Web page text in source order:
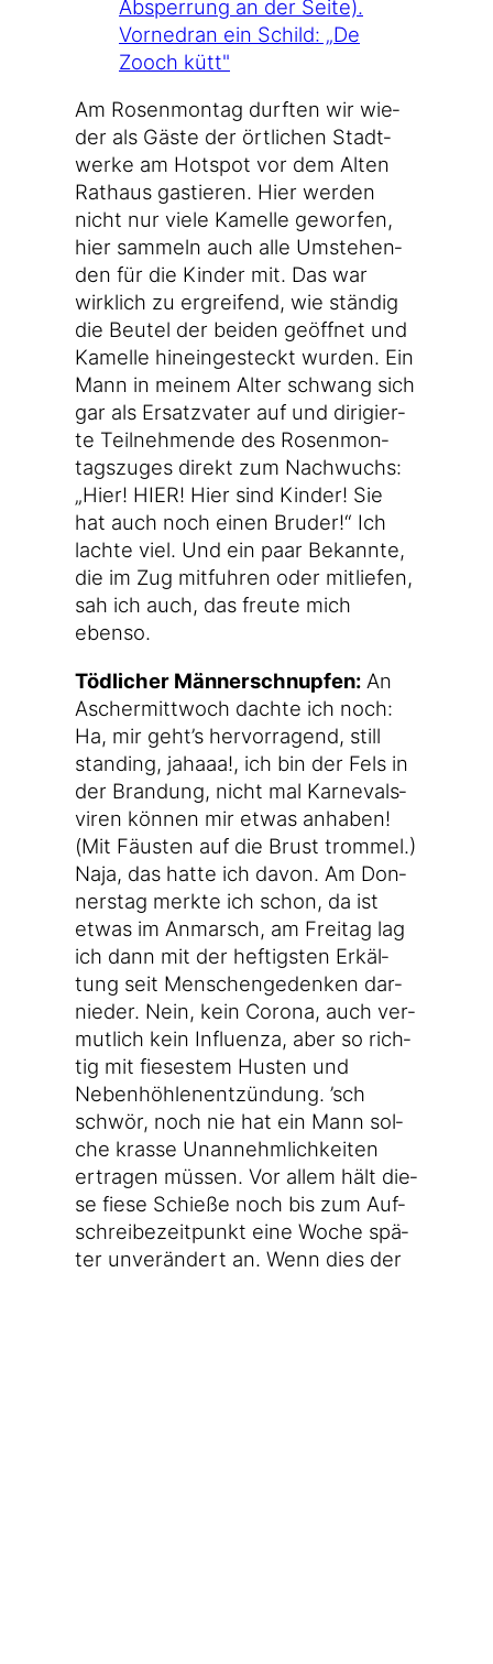
Am Rosen­mon­tag durf­ten wir wie­
der als Gäs­te der ört­li­chen Stadt­
wer­ke am Hot­spot vor dem Alten
Rat­haus gas­tie­ren. Hier wer­den
nicht nur vie­le Kamel­le gewor­fen,
hier sam­meln auch alle Umste­hen­
den für die Kin­der mit. Das war
wirk­lich zu ergrei­fend, wie stän­dig
die Beu­tel der bei­den geöff­net und
Kamel­le hin­ein­ge­steckt wur­den. Ein
Mann in mei­nem Alter schwang sich
gar als Ersatz­va­ter auf und diri­gier­
te Teil­neh­men­de des Rosen­mon­
tags­zu­ges direkt zum Nach­wuchs:
„Hier! HIER! Hier sind Kin­der! Sie
hat auch noch einen Bru­der!“ Ich
lach­te viel. Und ein paar Bekann­te,
die im Zug mit­fuh­ren oder mit­lie­fen,
sah ich auch, das freu­te mich
ebenso.
Töd­li­cher Män­ner­schnup­fen: An
Ascher­mitt­woch dach­te ich noch:
Ha, mir geht’s her­vor­ra­gend, still
stan­ding, jahaaa!, ich bin der Fels in
der Bran­dung, nicht mal Kar­ne­vals­
vi­ren kön­nen mir etwas anha­ben!
(Mit Fäus­ten auf die Brust trom­mel.)
Naja, das hat­te ich davon. Am Don­
ners­tag merk­te ich schon, da ist
etwas im Anmarsch, am Frei­tag lag
ich dann mit der hef­tigs­ten Erkäl­
tung seit Men­schen­ge­den­ken dar­
nie­der. Nein, kein Coro­na, auch ver­
mut­lich kein Influ­en­za, aber so rich­
tig mit fie­ses­tem Hus­ten und
Neben­höh­len­ent­zün­dung. ’sch
schwör, noch nie hat ein Mann sol­
che kras­se Unan­nehm­lich­kei­ten
ertra­gen müs­sen. Vor allem hält die­
se fie­se Schie­ße noch bis zum Auf­
schrei­be­zeit­punkt eine Woche spä­
ter unver­än­dert an. Wenn dies der